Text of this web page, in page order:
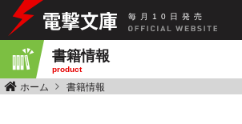
毎 月 10 日 発 売
書籍情報
product
ホーム 書籍情報